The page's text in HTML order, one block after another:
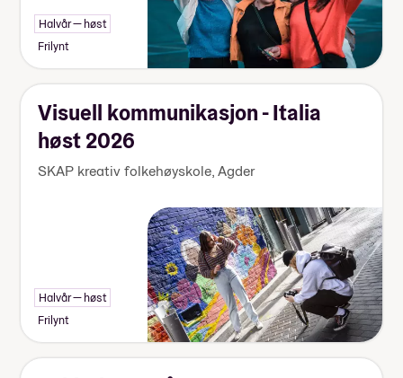
Halvår — høst
Frilynt
Visuell kommunikasjon - Italia
høst 2026
SKAP kreativ folkehøyskole,Agder
Halvår — høst
Frilynt